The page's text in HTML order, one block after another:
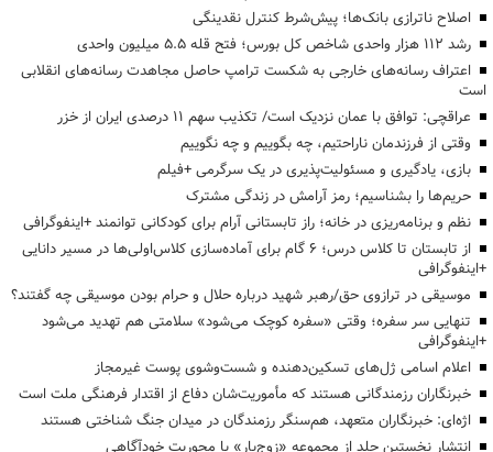
اصلاح ناترازی بانک‌ها؛ پیش‌شرط کنترل نقدینگی
رشد ۱۱۲ هزار واحدی شاخص کل بورس؛ فتح قله ۵.۵ میلیون واحدی
اعتراف رسانه‌های خارجی به شکست ترامپ حاصل مجاهدت رسانه‌های انقلابی
است
عراقچی: توافق با عمان نزدیک است/ تکذیب سهم ۱۱ درصدی ایران از خزر
وقتی از فرزندمان ناراحتیم، چه بگوییم و چه نگوییم
بازی، یادگیری و مسئولیت‌پذیری در یک سرگرمی +فیلم
حریم‌ها را بشناسیم؛ رمز آرامش در زندگی مشترک
نظم و برنامه‌ریزی در خانه؛ راز تابستانی آرام برای کودکانی توانمند +اینفوگرافی
از تابستان تا کلاس درس؛ ۶ گام برای آماده‌سازی کلاس‌اولی‌ها در مسیر دانایی
+اینفوگرافی
موسیقی در ترازوی حق/رهبر شهید درباره حلال و حرام بودن موسیقی چه گفتند؟
تنهایی سر سفره؛ وقتی «سفره کوچک می‌شود» سلامتی هم تهدید می‌شود
+اینفوگرافی
اعلام اسامی ژل‌های تسکین‌دهنده و شست‌وشوی پوست غیرمجاز
خبرنگاران رزمندگانی هستند که مأموریت‌شان دفاع از اقتدار فرهنگی ملت است
اژه‌ای: خبرنگاران متعهد، هم‌سنگر رزمندگان در میدان جنگ شناختی هستند
انتشار نخستین جلد از مجموعه «زوج‌یار» با محوریت خودآگاهی